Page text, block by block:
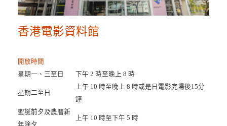
香港電影資料館
開放時間
星期一、三至日
下午 2 時至晚上 8 時
星期二至日
上午 10 時至晚上 8 時或是日電影完場後15分
鐘
聖誕前夕及農曆新
年除夕
上午 10 時至下午 5 時